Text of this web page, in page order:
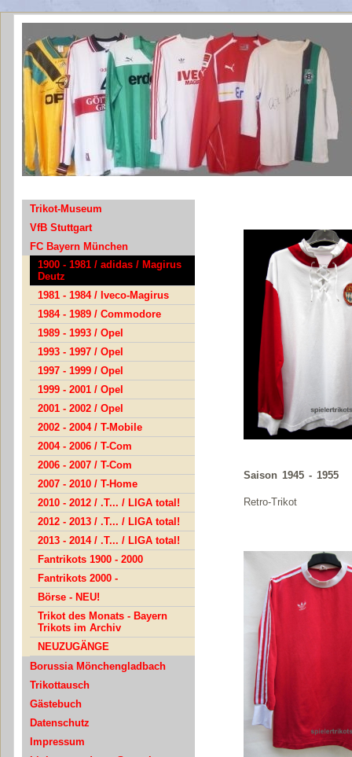
Trikot-Museum
VfB Stuttgart
FC Bayern München
1900 - 1981 / adidas / Magirus
Deutz
1981 - 1984 / Iveco-Magirus
1984 - 1989 / Commodore
1989 - 1993 / Opel
1993 - 1997 / Opel
1997 - 1999 / Opel
1999 - 2001 / Opel
2001 - 2002 / Opel
2002 - 2004 / T-Mobile
2004 - 2006 / T-Com
2006 - 2007 / T-Com
2007 - 2010 / T-Home
2010 - 2012 / .T... / LIGA total!
2012 - 2013 / .T... / LIGA total!
2013 - 2014 / .T... / LIGA total!
Fantrikots 1900 - 2000
Fantrikots 2000 -
Börse - NEU!
Trikot des Monats - Bayern
Trikots im Archiv
NEUZUGÄNGE
Borussia Mönchengladbach
Trikottausch
Gästebuch
Datenschutz
Impressum
Saison 1945 - 1955
Retro-Trikot